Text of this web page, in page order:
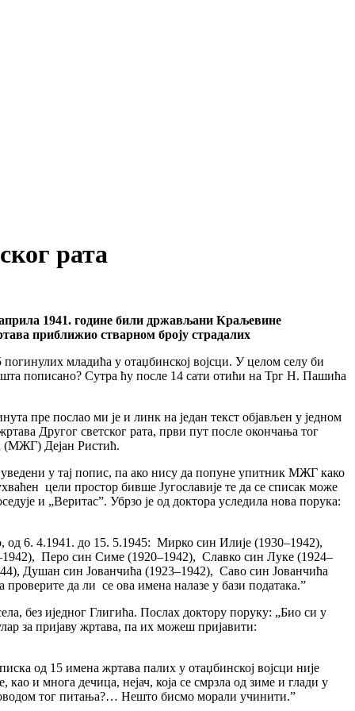
рата
1941. године били држављани Краљевине
приближио стварном броју страдалих
младића у отаџбинској војсци. У целом селу би
пописано? Сутра ћу после 14 сати отићи на Трг Н. Пашића
пре послао ми је и линк на један текст објављен у једном
Другог светског рата, први пут после окончања тог
(МЖГ) Дејан Ристић.
у тај попис, па ако нису да попуне упитник МЖГ како
цели простор бивше Југославије те да се списак може
и „Веритас”. Убрзо је од доктора уследила нова порука:
6. 4.1941. до 15. 5.1945: Мирко син Илије (1930–1942),
Перо син Симе (1920–1942), Славко син Луке (1924–
Душан син Јованчића (1923–1942), Саво син Јованчића
да ли се ова имена налазе у бази података.”
без иједног Глигића. Послах доктору поруку: „Био си у
за пријаву жртава, па их можеш пријавити:
од 15 имена жртава палих у отаџбинској војсци није
и многа дечица, нејач, која се смрзла од зиме и глади у
тог питања?… Нешто бисмо морали учинити.”